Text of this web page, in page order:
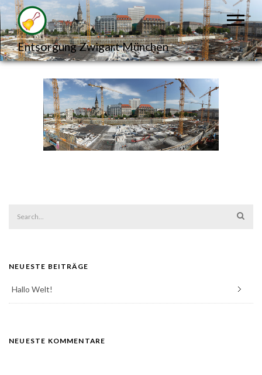
Entsorgung Zwigart München
NEUESTE BEITRÄGE
Hallo Welt!
NEUESTE KOMMENTARE